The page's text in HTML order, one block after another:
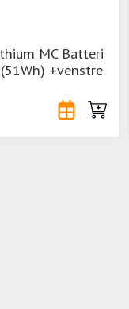
MC Batteri
+venstre